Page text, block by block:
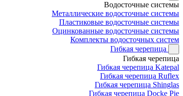
Водосточные системы
Металлические водосточные системы
Пластиковые водосточные системы
Оцинкованные водосточные системы
Комплекты водосточных систем
Гибкая черепица
Гибкая черепица
Гибкая черепица Katepal
Гибкая черепица Ruflex
Гибкая черепица Shinglas
Гибкая черепица Docke Pie